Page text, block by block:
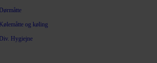
Dørmåtte
Kølemåtte og køling
Div. Hygiejne